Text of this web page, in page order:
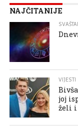
NAJČITANIJE
VIJESTI
joj
želi i